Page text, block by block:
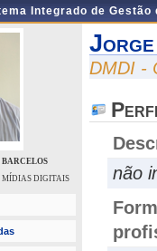
Integrado de
MÍDIAS DIGITAIS
DMDI -
não